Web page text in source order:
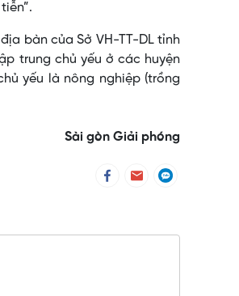
bàn của Sở VH-TT-DL tỉnh
trung chủ yếu ở các huyện
yếu là nông nghiệp (trồng
Sài gòn Giải phóng